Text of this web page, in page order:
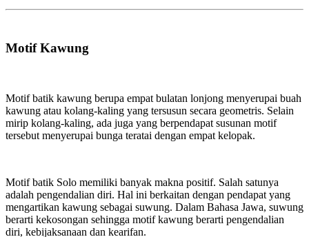
Motif Kawung
Motif batik kawung berupa empat bulatan lonjong menyerupai buah
kawung atau kolang-kaling yang tersusun secara geometris. Selain
mirip kolang-kaling, ada juga yang berpendapat susunan motif
tersebut menyerupai bunga teratai dengan empat kelopak.
Motif batik Solo memiliki banyak makna positif. Salah satunya
adalah pengendalian diri. Hal ini berkaitan dengan pendapat yang
mengartikan kawung sebagai suwung. Dalam Bahasa Jawa, suwung
berarti kekosongan sehingga motif kawung berarti pengendalian
diri, kebijaksanaan dan kearifan.